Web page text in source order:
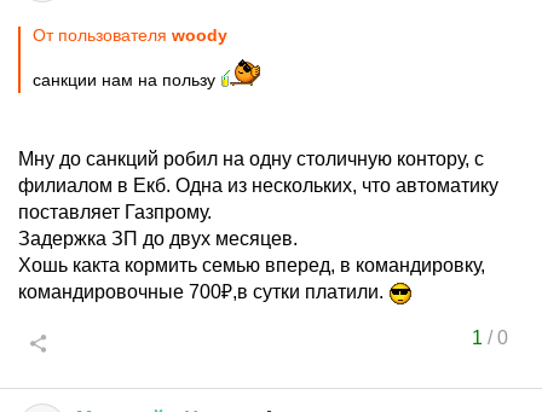
От пользователя woоdy
санкции нам на пользу
Мну до санкций робил на одну столичную контору, с
филиалом в Екб. Одна из нескольких, что автоматику
поставляет Газпрому.
Задержка ЗП до двух месяцев.
Хошь какта кормить семью вперед, в командировку,
командировочные 700₽,в сутки платили.
1 /0